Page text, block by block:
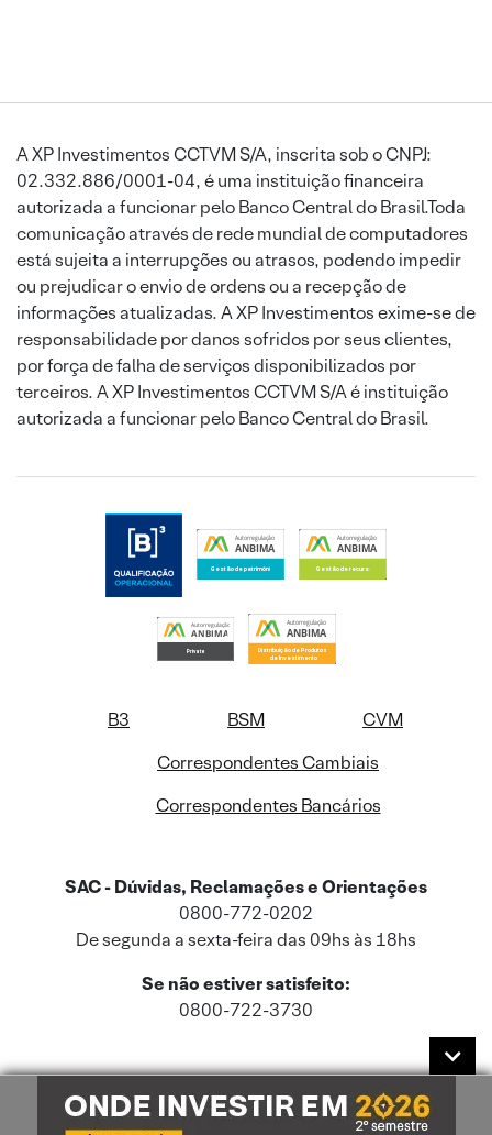
A XP Investimentos CCTVM S/A, inscrita sob o CNPJ:
02.332.886/0001-04, é uma instituição financeira
autorizada a funcionar pelo Banco Central do Brasil.Toda
comunicação através de rede mundial de computadores
está sujeita a interrupções ou atrasos, podendo impedir
ou prejudicar o envio de ordens ou a recepção de
informações atualizadas. A XP Investimentos exime-se de
responsabilidade por danos sofridos por seus clientes,
por força de falha de serviços disponibilizados por
terceiros. A XP Investimentos CCTVM S/A é instituição
autorizada a funcionar pelo Banco Central do Brasil.
B3 BSM
CVM
Correspondentes Cambiais
Correspondentes Bancários
SAC - Dúvidas, Reclamações e Orientações
0800-772-0202
De segunda a sexta-feira das 09hs às 18hs
Se não estiver satisfeito:
0800-722-3730
Este site usa cookies e dados pessoais de acordo com a nossaPolítica de
Cookies
e a nossaPolítica de Privacidade.